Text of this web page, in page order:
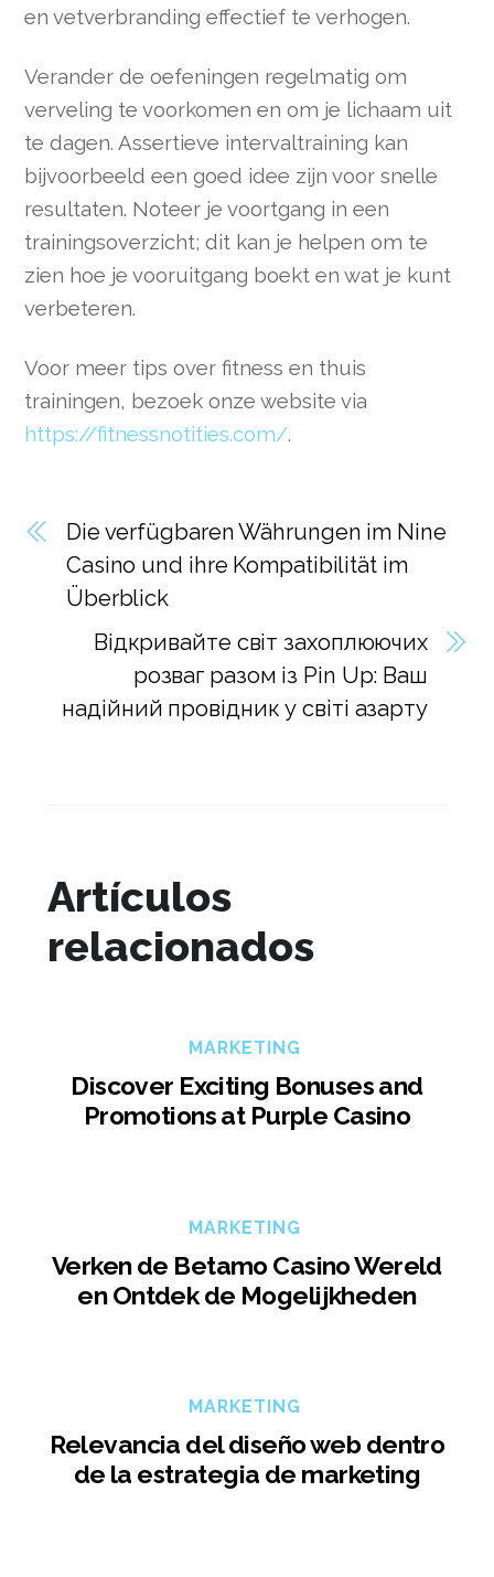
en vetverbranding effectief te verhogen.
Verander de oefeningen regelmatig om
verveling te voorkomen en om je lichaam uit
te dagen. Assertieve intervaltraining kan
bijvoorbeeld een goed idee zijn voor snelle
resultaten. Noteer je voortgang in een
trainingsoverzicht; dit kan je helpen om te
zien hoe je vooruitgang boekt en wat je kunt
verbeteren.
Voor meer tips over fitness en thuis
trainingen, bezoek onze website via
https://fitnessnotities.com/.
Die verfügbaren Währungen im Nine
Casino und ihre Kompatibilität im
Überblick
Відкривайте світ захоплюючих
розваг разом із Pin Up: Ваш
надійний провідник у світі азарту
Artículos
relacionados
MARKETING
Discover Exciting Bonuses and
Promotions at Purple Casino
MARKETING
Verken de Betamo Casino Wereld
en Ontdek de Mogelijkheden
MARKETING
Relevancia del diseño web dentro
de la estrategia de marketing